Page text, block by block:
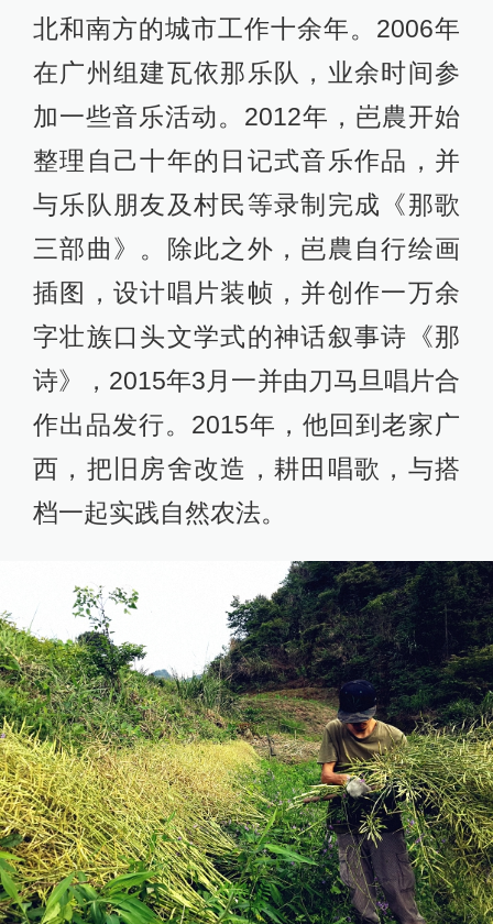
北和南方的城市工作十余年。2006年
在广州组建瓦依那乐队，业余时间参
加一些音乐活动。2012年，岜農开始
整理自己十年的日记式音乐作品，并
与乐队朋友及村民等录制完成《那歌
三部曲》。除此之外，岜農自行绘画
插图，设计唱片装帧，并创作一万余
字壮族口头文学式的神话叙事诗《那
诗》，2015年3月一并由刀马旦唱片合
作出品发行。2015年，他回到老家广
西，把旧房舍改造，耕田唱歌，与搭
档一起实践自然农法。